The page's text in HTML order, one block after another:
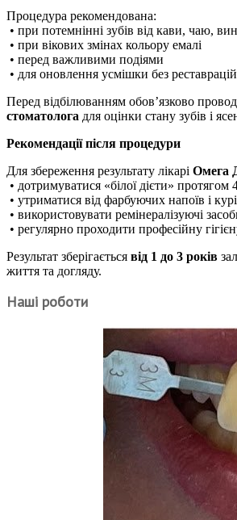
Процедура рекомендована:
• при потемнінні зубів від кави, чаю,
• при вікових змінах кольору емалі
• перед важливими подіями
• для оновлення усмішки без реставрацій
Перед відбілюванням обов’язково
стоматолога для оцінки стану зубів і
Рекомендації після процедури
Для збереження результату лікарі Омега
• дотримуватися «білої дієти» протягом
• утриматися від фарбуючих напоїв і
• використовувати ремінералізуючі
• регулярно проходити професійну
Результат зберігається від 1 до 3 років
життя та догляду.
Наші роботи